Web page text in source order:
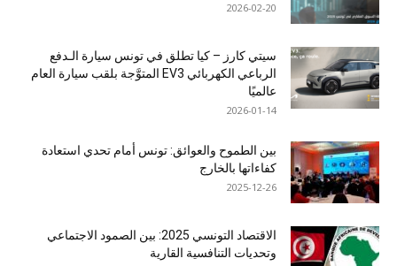
2026-02-20
سيتي كارز – كيا تطلق في تونس سيارة الـدفع
الرباعي الكهربائي EV3 المتوَّجة بلقب سيارة العام
عالميًا
2026-01-14
بين الطموح والعوائق: تونس أمام تحدي استعادة
كفاءاتها بالخارج
2025-12-26
الاقتصاد التونسي 2025: بين الصمود الاجتماعي
وتحديات التنافسية القارية